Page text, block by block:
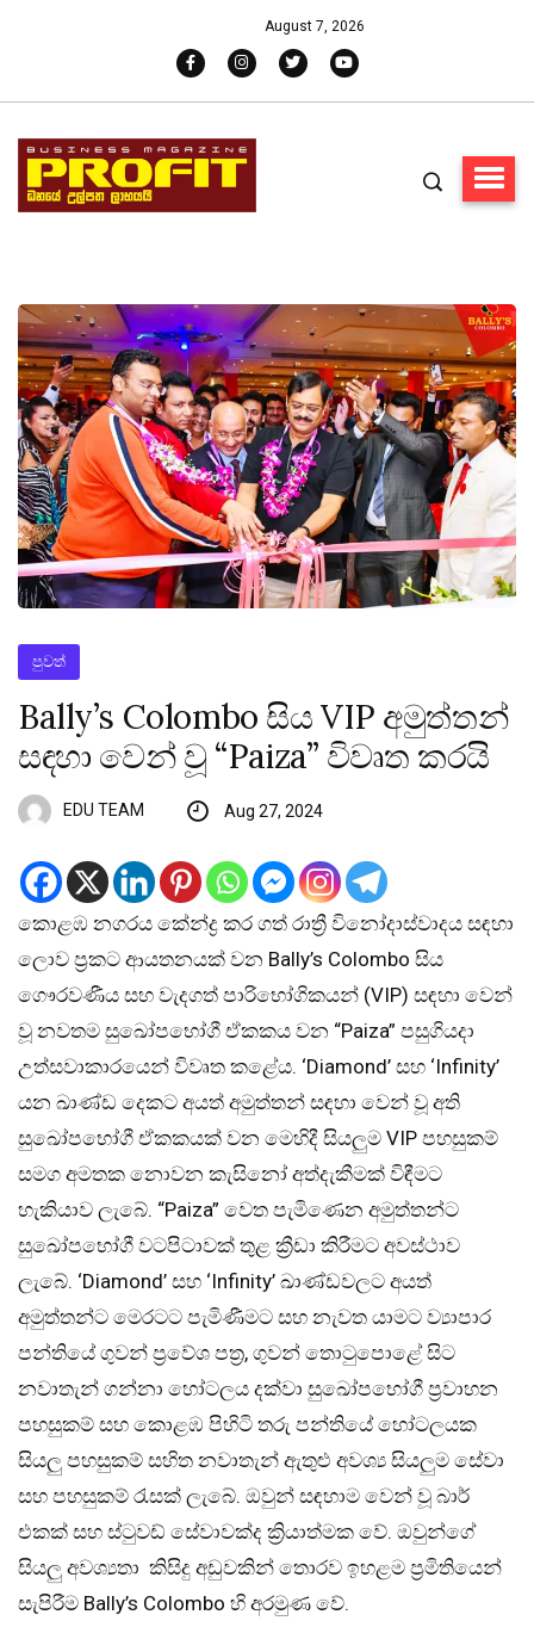
August 7, 2026
පුවත්
Bally’s Colombo සිය VIP අමුත්තන්
සඳහා වෙන් වූ “Paiza” විවෘත කරයි
EDU TEAM Aug 27, 2024
කොළඹ නගරය කේන්ද්‍ර කර ගත් රාත්‍රී විනෝදාස්වාදය සඳහා
ලොව ප්‍රකට ආයතනයක් වන Bally’s Colombo සිය
ගෞරවණීය සහ වැදගත් පාරිභෝගිකයන් (VIP) සඳහා වෙන්
වූ නවතම සුඛෝපභෝගී ඒකකය වන “Paiza” පසුගියදා
උත්සවාකාරයෙන් විවෘත කළේය. ‘Diamond’ සහ ‘Infinity’
යන ඛාණ්ඩ දෙකට අයත් අමුත්තන් සඳහා වෙන් වූ අති
සුඛෝපභෝගී ඒකකයක් වන මෙහිදී සියලුම VIP පහසුකම්
සමග අමතක නොවන කැසිනෝ අත්දැකීමක් විඳීමට
හැකියාව ලැබේ. “Paiza” වෙත පැමිණෙන අමුත්තන්ට
සුඛෝපභෝගී වටපිටාවක් තුළ ක්‍රීඩා කිරීමට අවස්ථාව
ලැබේ. ‘Diamond’ සහ ‘Infinity’ ඛාණ්ඩවලට අයත්
අමුත්තන්ට මෙරටට පැමිණීමට සහ නැවත යාමට ව්‍යාපාර
පන්තියේ ගුවන් ප්‍රවේශ පත්‍ර, ගුවන් තොටුපොළේ සිට
නවාතැන් ගන්නා හෝටලය දක්වා සුඛෝපභෝගී ප්‍රවාහන
පහසුකම් සහ කොළඹ පිහිටි තරු පන්තියේ හෝටලයක
සියලු පහසුකම් සහිත නවාතැන් ඇතුළු අවශ්‍ය සියලුම සේවා
සහ පහසුකම් රැසක් ලැබේ. ඔවුන් සඳහාම වෙන් වූ බාර්
එකක් සහ ස්ටුවඩ් සේවාවක්ද ක්‍රියාත්මක වේ. ඔවුන්ගේ
සියලු අවශ්‍යතා කිසිදු අඩුවකින් තොරව ඉහළම ප්‍රමිතියෙන්
සැපිරීම Bally’s Colombo හි අරමුණ වේ.